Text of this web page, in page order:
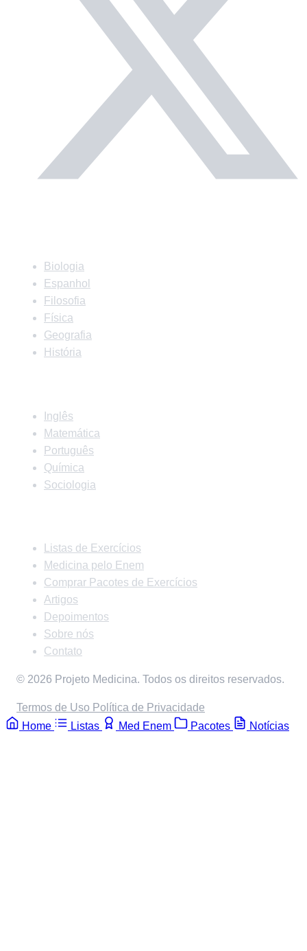
Biologia
Espanhol
Filosofia
Física
Geografia
História
Inglês
Matemática
Português
Química
Sociologia
Listas de Exercícios
Medicina pelo Enem
Comprar Pacotes de Exercícios
Artigos
Depoimentos
Sobre nós
Contato
© 2026 Projeto Medicina. Todos os direitos reservados.
Termos de Uso Política de Privacidade
Home
Listas Med Enem Pacotes Notícias